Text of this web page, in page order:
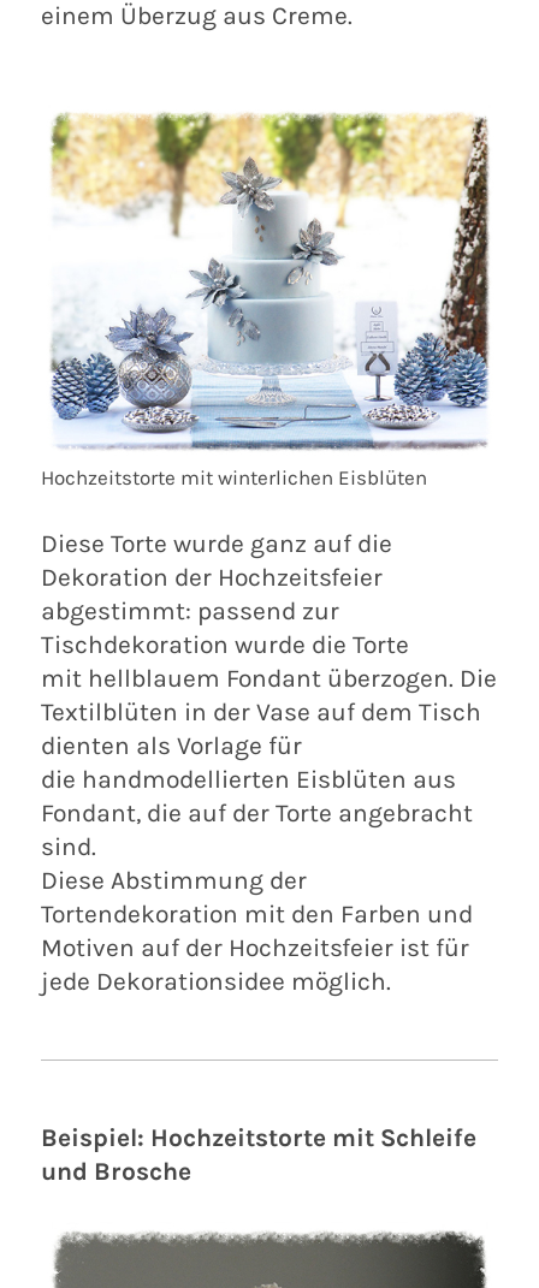
einem Überzug aus Creme.
Hochzeitstorte mit winterlichen Eisblüten
Diese Torte wurde ganz auf die
Dekoration der Hochzeitsfeier
abgestimmt: passend zur
Tischdekoration wurde die Torte
mit hellblauem Fondant überzogen. Die
Textilblüten in der Vase auf dem Tisch
dienten als Vorlage für
die handmodellierten Eisblüten aus
Fondant, die auf der Torte angebracht
sind.
Diese Abstimmung der
Tortendekoration mit den Farben und
Motiven auf der Hochzeitsfeier ist für
jede Dekorationsidee möglich.
Beispiel: Hochzeitstorte mit Schleife
und Brosche